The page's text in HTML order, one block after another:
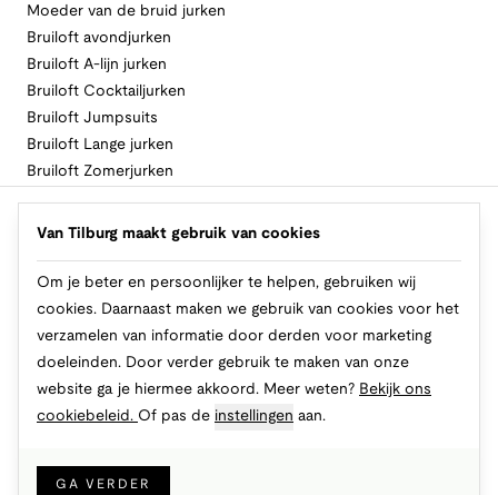
Moeder van de bruid jurken
Bruiloft avondjurken
Bruiloft A-lijn jurken
Bruiloft Cocktailjurken
Bruiloft Jumpsuits
Bruiloft Lange jurken
Bruiloft Zomerjurken
Volg Van Tilburg
Makkelijk en veilig betalen
Cookies
Van Tilburg maakt gebruik van cookies
Om je beter en persoonlijker te helpen, gebruiken wij
cookies. Daarnaast maken we gebruik van cookies voor het
verzamelen van informatie door derden voor marketing
doeleinden. Door verder gebruik te maken van onze
website ga je hiermee akkoord. Meer weten? Bekijk ons
cookiebeleid. Of pas de instellingen aan.
GA VERDER